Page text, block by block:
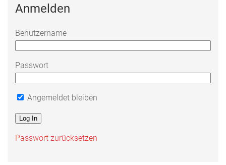
Anmelden
Benutzername
Passwort
Angemeldet bleiben
Passwort zurücksetzen